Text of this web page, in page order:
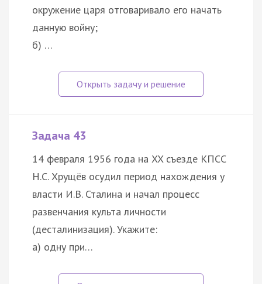
окружение царя отговаривало его начать
данную войну;
б) …
Задача 43
14 февраля 1956 года на XX съезде КПСС
Н.С. Хрущёв осудил период нахождения у
власти И.В. Сталина и начал процесс
развенчания культа личности
(десталинизация). Укажите:
а) одну при…